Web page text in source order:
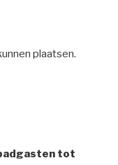
plaatsen.
tot